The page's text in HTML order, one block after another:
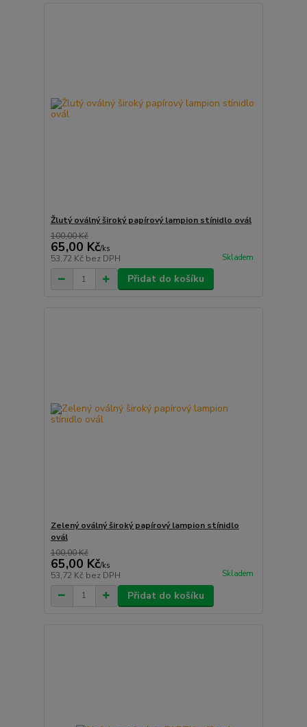
Žlutý oválný široký papírový lampion stínidlo ovál
100,00 Kč
65,00 Kč/ks
53,72 Kč bez DPH Skladem
Přidat do košíku
Zelený oválný široký papírový lampion stínidlo
ovál
100,00 Kč
65,00 Kč/ks
53,72 Kč bez DPH Skladem
Přidat do košíku